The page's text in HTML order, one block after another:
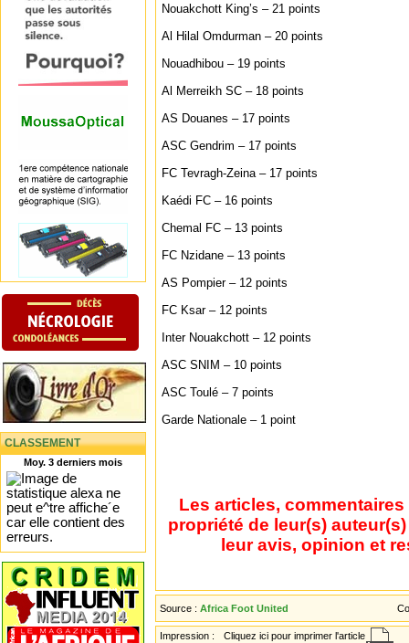
CLASSEMENT
Moy. 3 derniers mois
Nouakchott King’s – 21 points
Al Hilal Omdurman – 20 points
Nouadhibou – 19 points
Al Merreikh SC – 18 points
AS Douanes – 17 points
ASC Gendrim – 17 points
FC Tevragh-Zeina – 17 points
Kaédi FC – 16 points
Chemal FC – 13 points
FC Nzidane – 13 points
AS Pompier – 12 points
FC Ksar – 12 points
Inter Nouakchott – 12 points
ASC SNIM – 10 points
ASC Toulé – 7 points
Garde Nationale – 1 point
Les articles,
propriété de leur(s)
leur avis, opinion et
Source : Africa Foot United
Impression : Cliquez ici pour imprimer l'article